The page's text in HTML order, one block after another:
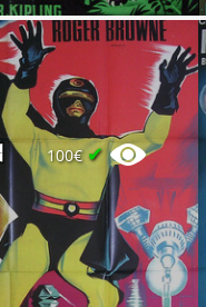
100€✔